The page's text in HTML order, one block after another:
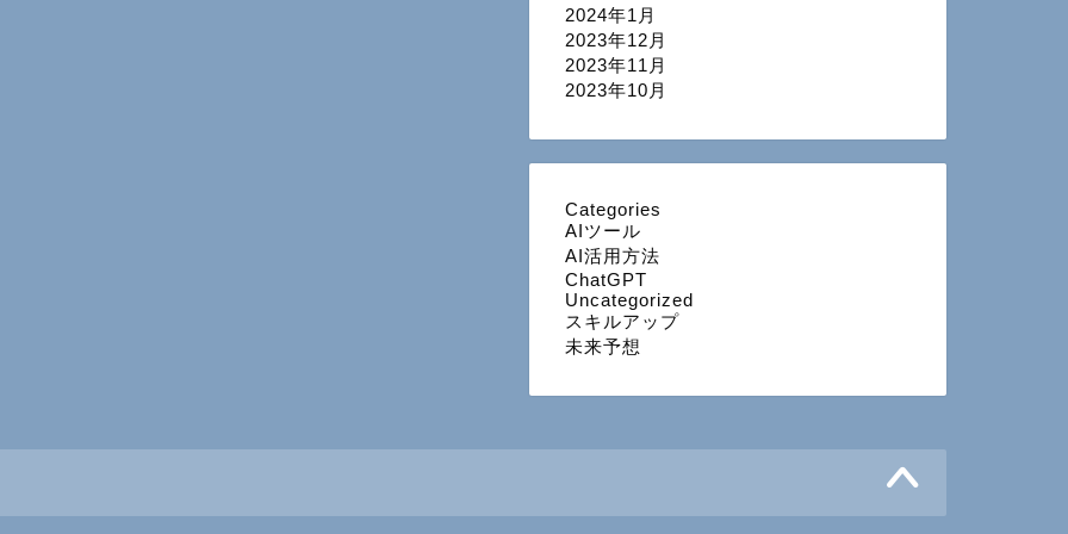
2024年1月
2023年12月
2023年11月
2023年10月
Categories
AIツール
AI活用方法
ChatGPT
Uncategorized
スキルアップ
未来予想